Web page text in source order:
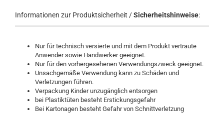
Informationen zur Produktsicherheit /Sicherheitshinweise:
Nur für technisch versierte und mit dem Produkt vertraute
Anwender sowie Handwerker geeignet.
Nur für den vorhergesehenen Verwendungszweck geeignet.
Unsachgemäße Verwendung kann zu Schäden und
Verletzungen führen.
Verpackung Kinder unzugänglich entsorgen
bei Plastiktüten besteht Erstickungsgefahr
Bei Kartonagen besteht Gefahr von Schnittverletzung